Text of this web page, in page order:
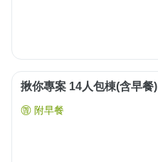
揪你專案 14人包棟(含早餐)
附早餐